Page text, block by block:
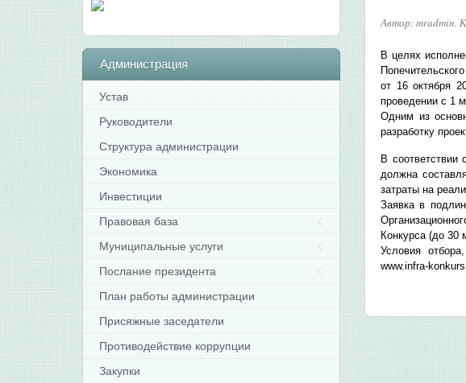
Автор: mradmin.
В целях
от 16 октября
проведении с 1
Одним из
разработку
В
должна
затраты на
Заявка в
Конкурса (до 30
Условия
www.infra-
Администрация
Устав
Руководители
Структура администрации
Экономика
Инвестиции
Правовая база
Муниципальные услуги
Послание президента
План работы администрации
Присяжные заседатели
Противодействие коррупции
Закупки